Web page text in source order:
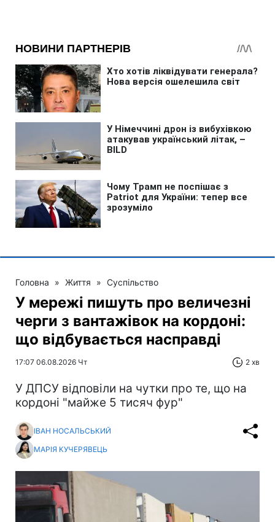
Головна » Життя » Суспільство
У мережі пишуть про величезні
черги з вантажівок на кордоні:
що відбувається насправді
17:07 06.08.2026 Чт 2 хв
У ДПСУ відповіли на чутки про те, що на
кордоні "майже 5 тисяч фур"
ІВАН НОСАЛЬСЬКИЙ
МАРІЯ КУЧЕРЯВЕЦЬ